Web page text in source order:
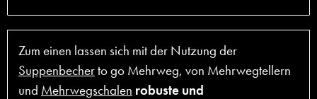
Zum einen lassen sich mit der Nutzung der
Suppenbecherto go Mehrweg, von Mehrwegtellern
und Mehrwegschalen robuste und